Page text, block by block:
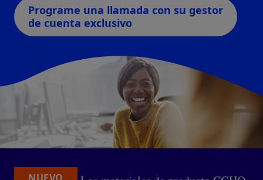
Programe una llamada con su gestor
de cuenta exclusivo